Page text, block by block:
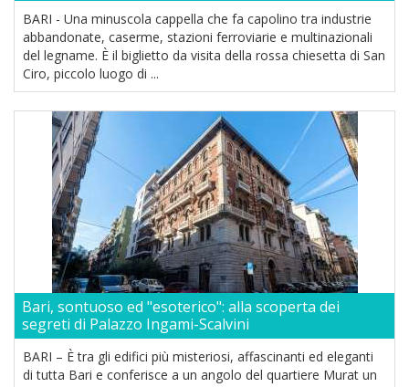
BARI - Una minuscola cappella che fa capolino tra industrie
abbandonate, caserme, stazioni ferroviarie e multinazionali
del legname. È il biglietto da visita della rossa chiesetta di San
Ciro, piccolo luogo di ...
Bari, sontuoso ed "esoterico": alla scoperta dei
segreti di Palazzo Ingami-Scalvini
BARI – È tra gli edifici più misteriosi, affascinanti ed eleganti
di tutta Bari e conferisce a un angolo del quartiere Murat un